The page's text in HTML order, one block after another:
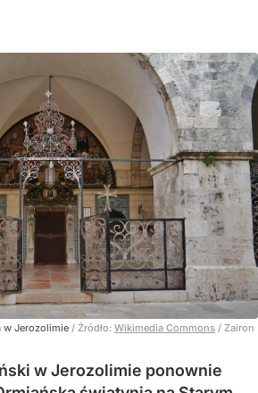
w Jerozolimie / Źródło: Wikimedia Commons / Zairon
w Jerozolimie ponownie